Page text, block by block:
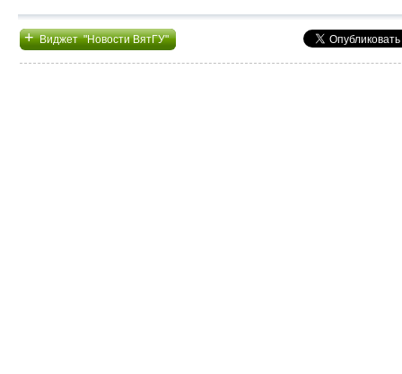
+Виджет "Новости ВятГУ"